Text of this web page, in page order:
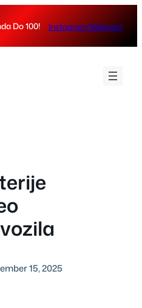
Do 100! InstagramTelegram
15, 2025